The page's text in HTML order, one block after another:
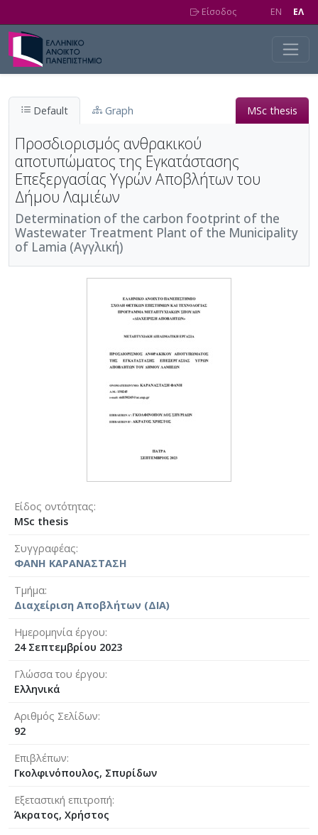
Είσοδος EN EΛ
Default Graph MSc thesis
Προσδιορισμός ανθρακικού
αποτυπώματος της Εγκατάστασης
Επεξεργασίας Υγρών Αποβλήτων του
Δήμου Λαμιέων
Determination of the carbon footprint of the
Wastewater Treatment Plant of the Municipality
of Lamia (Αγγλική)
Είδος οντότητας
MSc thesis
Συγγραφέας
ΦΑΝΗ ΚΑΡΑΝΑΣΤΑΣΗ
Τμήμα
Διαχείριση Αποβλήτων (ΔΙΑ)
Ημερομηνία έργου
24 Σεπτεμβρίου 2023
Γλώσσα του έργου
Ελληνικά
Αριθμός Σελίδων
92
Επιβλέπων
Γκολφινόπουλος, Σπυρίδων
Εξεταστική επιτροπή
Άκρατος, Χρήστος